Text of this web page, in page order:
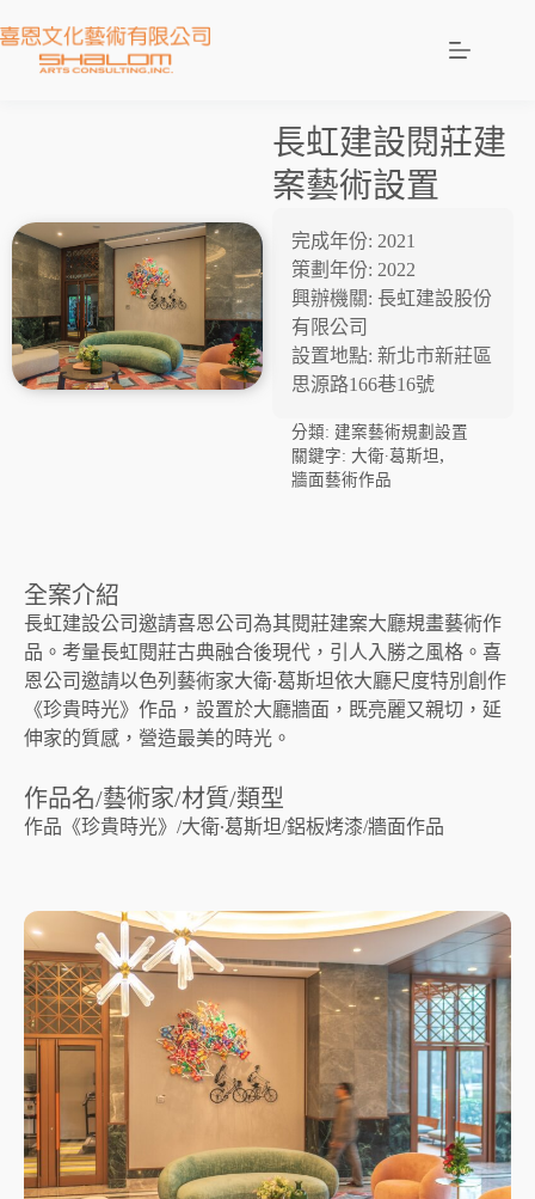
長虹建設閱莊建
案藝術設置
完成年份: 2021
策劃年份: 2022
興辦機關: 長虹建設股份
有限公司
設置地點: 新北市新莊區
思源路166巷16號
分類: 建案藝術規劃設置
關鍵字: 大衛∙葛斯坦 ,
牆面藝術作品
全案介紹
長虹建設公司邀請喜恩公司為其閱莊建案大廳規畫藝術作
品。考量長虹閱莊古典融合後現代，引人入勝之風格。喜
恩公司邀請以色列藝術家大衛∙葛斯坦依大廳尺度特別創作
《珍貴時光》作品，設置於大廳牆面，既亮麗又親切，延
伸家的質感，營造最美的時光。
作品名/藝術家/材質/類型
作品《珍貴時光》/大衛∙葛斯坦/鋁板烤漆/牆面作品